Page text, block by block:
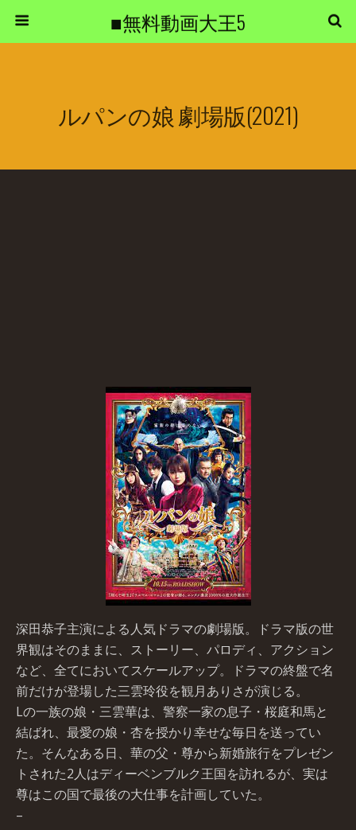
■無料動画大王5
ルパンの娘 劇場版(2021)
深田恭子主演による人気ドラマの劇場版。ドラマ版の世
界観はそのままに、ストーリー、パロディ、アクション
など、全てにおいてスケールアップ。ドラマの終盤で名
前だけが登場した三雲玲役を観月ありさが演じる。
Lの一族の娘・三雲華は、警察一家の息子・桜庭和馬と
結ばれ、最愛の娘・杏を授かり幸せな毎日を送ってい
た。そんなある日、華の父・尊から新婚旅行をプレゼン
トされた2人はディーベンブルク王国を訪れるが、実は
尊はこの国で最後の大仕事を計画していた。
–